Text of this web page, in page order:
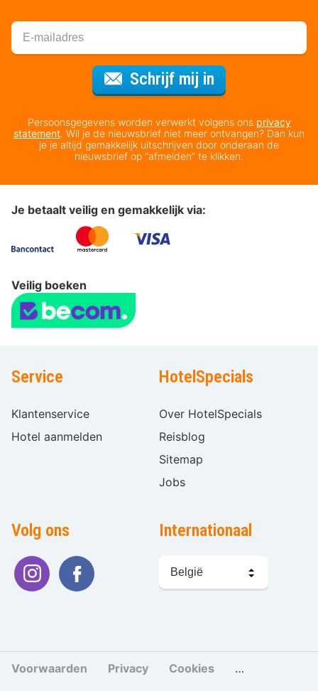
Schrijf mij in
Persoonsgegevens worden verwerkt volgens ons privacy
statement. Wil je de nieuwsbrief niet meer ontvangen? Dan kun
je je altijd gemakkelijk uitschrijven door onderaan de
nieuwsbrief op “afmelden” te klikken.
Je betaalt veilig en gemakkelijk via:
Veilig boeken
Service
Klantenservice
Hotel aanmelden
HotelSpecials
Over HotelSpecials
Reisblog
Sitemap
Jobs
Volg ons Internationaal
kiezen
Voorwaarden Privacy Cookies Cookies